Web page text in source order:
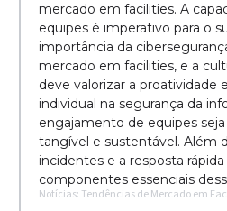
mercado em facilities. A
equipes é imperativo para o
importância da
mercado em facilities, e a
deve valorizar a proatividade
individual na segurança da
engajamento de equipes
tangível e sustentável. Além
incidentes e a resposta
componentes essenciais
Notícias: Tendências de Mercado em